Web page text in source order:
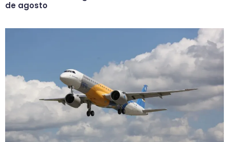
de agosto